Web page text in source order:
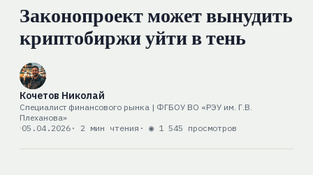
Законопроект может вынудить
криптобиржи уйти в тень
Кочетов Николай
Специалист финансового рынка | ФГБОУ ВО «РЭУ им. Г.В.
Плеханова»
05.04.2026· 2 мин чтения · ◉ 1 545 просмотров